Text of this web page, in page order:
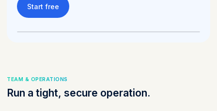
Start free
TEAM & OPERATIONS
Run a tight, secure operation.